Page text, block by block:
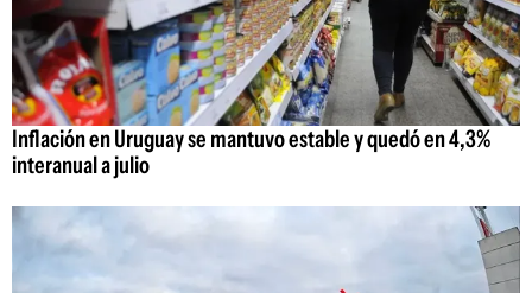
Inflación en Uruguay se mantuvo estable y quedó en 4,3%
interanual a julio